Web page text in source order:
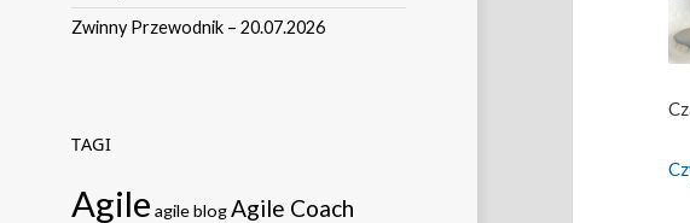
Zwinny Przewodnik – 20.07.2026
TAGI
Agile agile blogAgile Coach